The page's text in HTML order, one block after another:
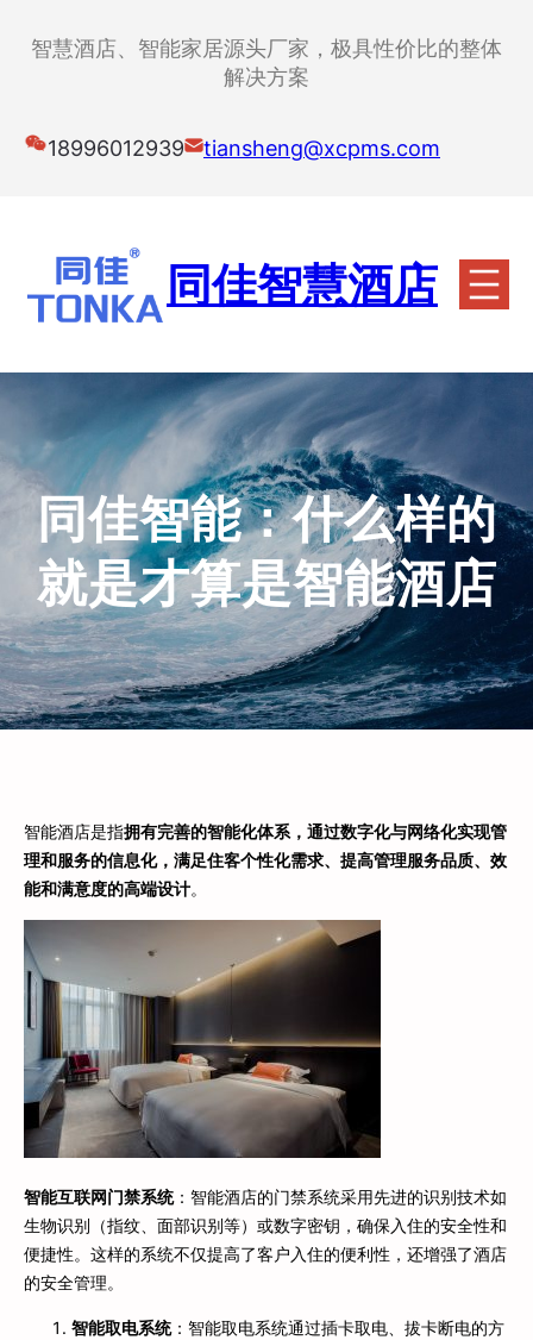
智慧酒店、智能家居源头厂家，极具性价比的整体
解决方案
18996012939 tiansheng@xcpms.com
同佳智慧酒店
同佳智能：什么样的
就是才算是智能酒店
智能酒店是指拥有完善的智能化体系，通过数字化与网络化实现管
理和服务的信息化，满足住客个性化需求、提高管理服务品质、效
能和满意度的高端设计。
智能互联网门禁系统：智能酒店的门禁系统采用先进的识别技术如
生物识别（指纹、面部识别等）或数字密钥，确保入住的安全性和
便捷性。这样的系统不仅提高了客户入住的便利性，还增强了酒店
的安全管理。
智能取电系统：智能取电系统通过插卡取电、拔卡断电的方